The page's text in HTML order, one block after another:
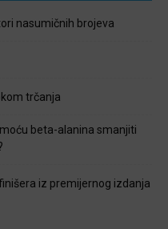
nasumičnih brojeva
trčanja
beta-alanina smanjiti
iz premijernog izdanja